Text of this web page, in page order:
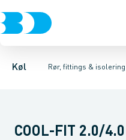
Køl Rør, fittings & isolering
Kompressorer
Kølekobberrør, fittings &
Rør 2.0 Vinkler 90gr. 2.0
COOL-FIT 2.0/4.0